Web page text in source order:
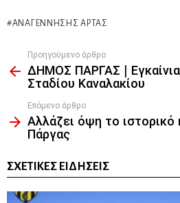
ΑΝΑΓΈΝΝΗΣΗΣ ΆΡΤΑΣ
more
Προηγούμενο άρθρο
ΔΗΜΟΣ ΠΑΡΓΑΣ |
Σταδίου Καναλακίου
Επόμενο άρθρο
Αλλάζει όψη το ιστορικό
Πάργας
ΣΧΕΤΙΚΈΣ ΕΙΔΉΣΕΙΣ